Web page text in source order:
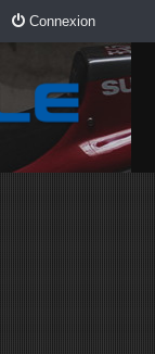
Connexion